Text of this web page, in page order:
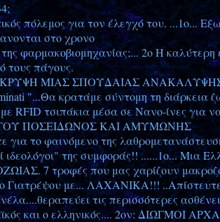
πόλεμος για τον έλεγχό του. ...1ο...
στο χρονο
φαρμακοβιομηχανίας;... 2ο H
τους πάγους.
ΜΙΑΣ ΣΠΟΥΔΑΙΑΣ ΑΝΑΚΑΛΥΨΗΣ
"...Θα κρατάμε σύντομη τη διάρκεια
RFID τσιπάκια μέσα σε Νανο-ίνες για
ΠΟΣΕΙΔΩΝΟΣ ΚΑΙ ΑΜΥΜΩΝΗΣ
για το φαινόμενο της
της συμφοράς!! ......1ο... Μια
7 τροφές που μας χαρίζουν
Γιατρέψου με... ΛΑΧΑΝΙΚΑ!!!
τις περισσότερες
και ο ελληνικός.... 2ον: ΔΙΩΓΜΟΙ